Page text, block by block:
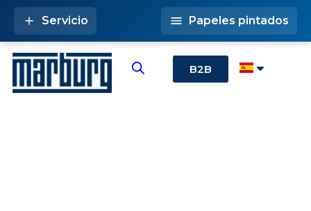
B2B
Servicio Papeles pintados